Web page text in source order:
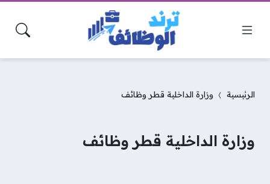
الرئيسية وزارة الداخلية قطر وظائف
وزارة الداخلية قطر وظائف